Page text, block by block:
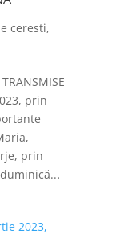
ceresti,
prin
prin